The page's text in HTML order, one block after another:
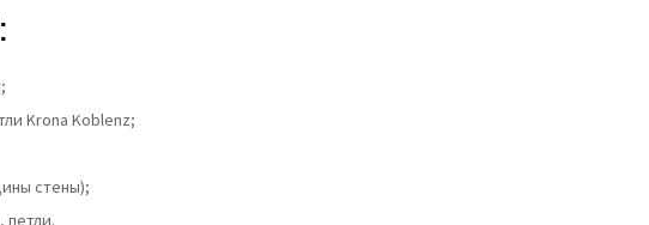
Krona Koblenz;
стены);
петли.